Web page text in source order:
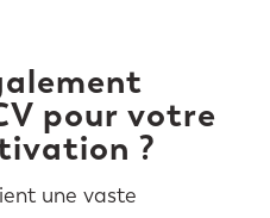
pour votre
?
une vaste